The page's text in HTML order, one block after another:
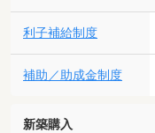
利子補給制度
補助／助成金制度
新築購入